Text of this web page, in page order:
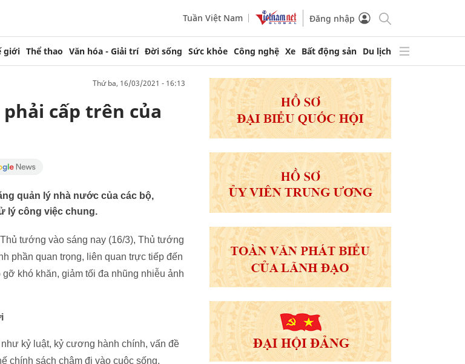
Tuần Việt Nam Đăng nhập
giới Thể thao Văn hóa - Giải trí Đời sống Sức khỏe Công nghệ Xe Bất động sản Du lịch
thứ ba, 16/03/2021 - 16:13
cấp trên của
quản lý nhà nước của các bộ,
lý công việc chung.
tướng vào sáng nay (16/3), Thủ tướng
phần quan trọng, liên quan trực tiếp đến
khó khăn, giảm tối đa nhũng nhiễu ảnh
kỷ luật, kỷ cương hành chính, vấn đề
chính sách chậm đi vào cuộc sống,